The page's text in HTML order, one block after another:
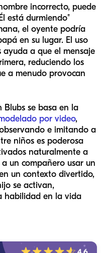
incorrecto, puede
está durmiendo"
el oyente podría
en su lugar. El uso
a que el mensaje
reduciendo los
a menudo provocan
Blubs se basa en la
por video,
e imitando a
niños es poderosa
naturalmente a
un compañero usar un
un contexto divertido,
se activan,
habilidad en la vida